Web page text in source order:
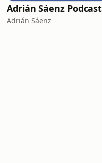
Adrián Sáenz Podcast
Adrián Sáenz